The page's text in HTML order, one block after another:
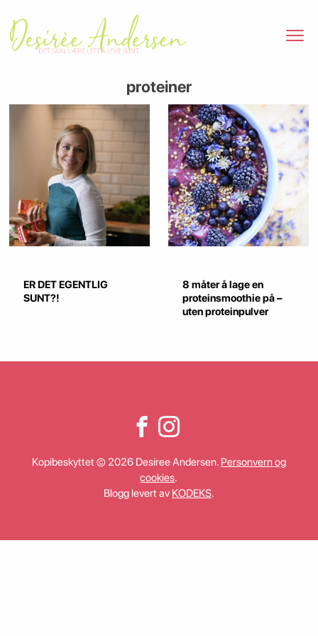
proteiner
ER DET EGENTLIG
SUNT?!
8 måter å lage en
proteinsmoothie på –
uten proteinpulver
Kopibeskyttet © 2026 Desiree Andersen. Personvern og
cookies.
Blogg levert av KODEKS.